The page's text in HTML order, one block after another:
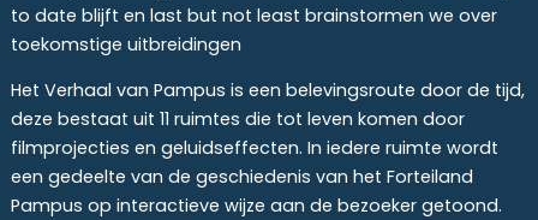
to date blijft en last but not least brainstormen we over
toekomstige uitbreidingen
Het Verhaal van Pampus is een belevingsroute door de tijd,
deze bestaat uit 11 ruimtes die tot leven komen door
filmprojecties en geluidseffecten. In iedere ruimte wordt
een gedeelte van de geschiedenis van het Forteiland
Pampus op interactieve wijze aan de bezoeker getoond.